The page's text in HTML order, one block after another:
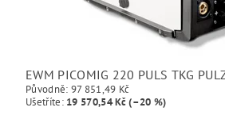
EWM PICOMIG 220 PULS TKG
Původně: 97 851,49 Kč
Ušetříte: 19 570,54 Kč (–20 %)